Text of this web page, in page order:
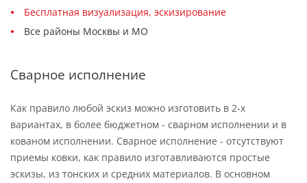
Бесплатная визуализация, эскизирование
Все районы Москвы и МО
Сварное исполнение
Как правило любой эскиз можно изготовить в 2-х
вариантах, в более бюджетном - сварном исполнении и в
кованом исполнении. Сварное исполнение - отсутствуют
приемы ковки, как правило изготавливаются простые
эскизы, из тонских и средних материалов. В основном